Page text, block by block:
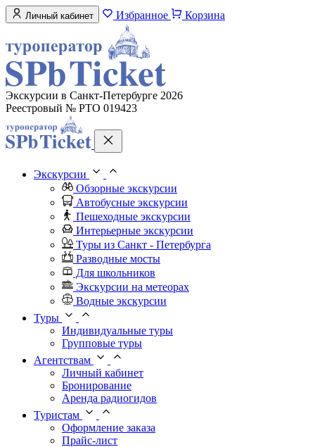
Личный кабинет Избранное Корзина
Экскурсии в Санкт-Петербурге 2026
Реестровый № РТО 019423
Экскурсии
Обзорные экскурсии
Автобусные экскурсии
Пешеходные экскурсии
Интерьерные экскурсии
Туры из Санкт - Петербурга
Разводные мосты
Для школьников
Экскурсии на метеорах
Водные экскурсии
Туры
Индивидуальные туры
Групповые туры
Агентствам
Личный кабинет
Бронирование
Аренда радиогидов
Туристам
Оформление заказа
Прайс-лист